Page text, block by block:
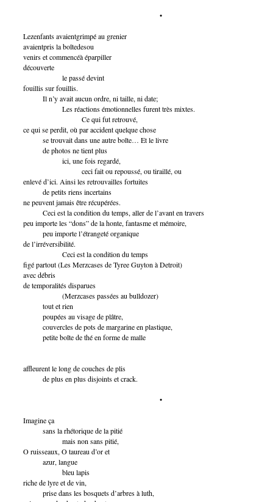
•
Lezenfants avaientgrimpé au grenier
avaientpris la boîtedesou
venirs et commencéà éparpiller
découverte
le passé devint
fouillis sur fouillis.
Il n’y avait aucun ordre, ni taille, ni date;
Les réactions émotionnelles furent très mixtes.
Ce qui fut retrouvé,
ce qui se perdit, où par accident quelque chose
se trouvait dans une autre boîte… Et le livre
de photos ne tient plus
ici, une fois regardé,
ceci fait ou repoussé, ou tiraillé, ou
enlevé d’ici. Ainsi les retrouvailles fortuites
de petits riens incertains
ne peuvent jamais être récupérées.
Ceci est la condition du temps, aller de l’avant en travers
peu importe les “dons” de la honte, fantasme et mémoire,
peu importe l’étrangeté organique
de l’irréversibilité.
Ceci est la condition du temps
figé partout (Les Merzcases de Tyree Guyton à Detroit)
avec débris
de temporalités disparues
(Merzcases passées au bulldozer)
tout et rien
poupées au visage de plâtre,
couvercles de pots de margarine en plastique,
petite boîte de thé en forme de malle
affleurent le long de couches de plis
de plus en plus disjoints et crack.
•
Imagine ça
sans la rhétorique de la pitié
mais non sans pitié,
O ruisseaux, O taureau d’or et
azur, langue
bleu lapis
riche de lyre et de vin,
prise dans les bosquets d’arbres à luth,